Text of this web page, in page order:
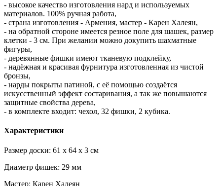
- высокое качество изготовления нард и используемых
материалов. 100% ручная работа,
- страна изготовления - Армения, мастер - Карен Халеян,
- на обратной стороне имеется резное поле для шашек, размер
клетки - 3 см. При желании можно докупить шахматные
фигуры,
- деревянные фишки имеют тканевую подклейку,
- надёжная и красивая фурнитура изготовленная из чистой
бронзы,
- нарды покрыты патиной, с её помощью создаётся
искусственный эффект состаривания, а так же повышаются
защитные свойства дерева,
- в комплекте входит: чехол, 32 фишки, 2 кубика.
Характеристики
Размер доски: 61 x 64 x 3 см
Диаметр фишек: 29 мм
Мастер: Карен Халеян